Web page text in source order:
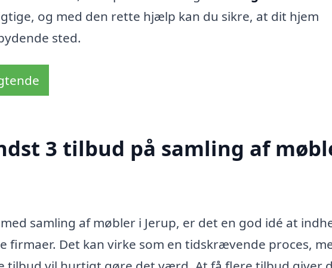
og med den rette hjælp kan du sikre, at dit hjem
sted.
3 tilbud på samling af
samling af møbler i Jerup, er det en god idé at
firmaer. Det kan virke som en tidskrævende proces,